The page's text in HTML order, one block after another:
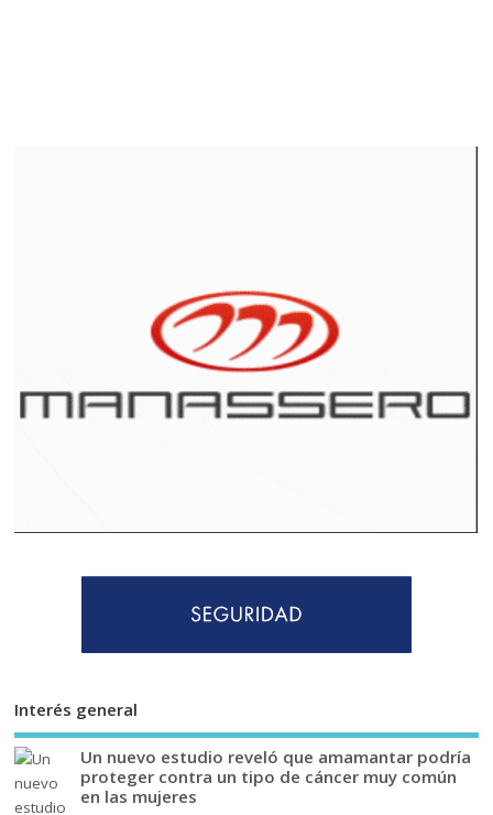
Interés general
Un nuevo estudio reveló que amamantar podría
proteger contra un tipo de cáncer muy común
en las mujeres